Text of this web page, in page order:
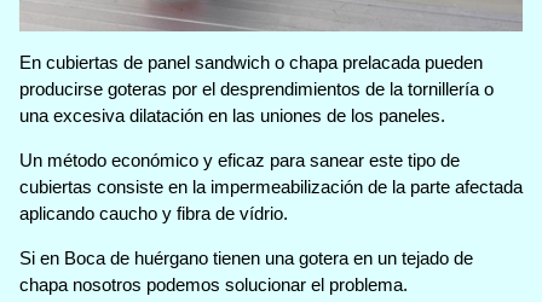
En cubiertas de panel sandwich o chapa prelacada pueden
producirse goteras por el desprendimientos de la tornillería o
una excesiva dilatación en las uniones de los paneles.
Un método económico y eficaz para sanear este tipo de
cubiertas consiste en la impermeabilización de la parte afectada
aplicando caucho y fibra de vídrio.
Si en Boca de huérgano tienen una gotera en un tejado de
chapa nosotros podemos solucionar el problema.